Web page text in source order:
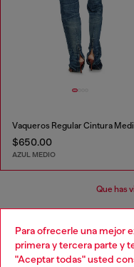
Para ofrecerle una mejor
primera y tercera parte y
"Aceptar todas" usted
$650.00
AZUL MEDIO
Que has